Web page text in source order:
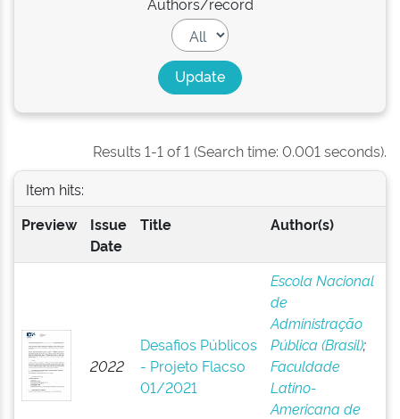
Results 1-1 of 1 (Search time: 0.001 seconds).
Item hits:
Preview
Issue
Date
Title Author(s)
2022
Desafios Públicos
- Projeto Flacso
01/2021
Escola Nacional
de
Administração
Pública (Brasil);
Faculdade
Latino-
Americana de